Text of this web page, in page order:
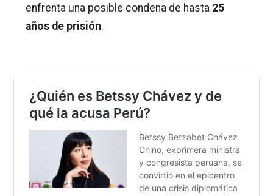
enfrenta una posible condena de hasta 25
años de prisión.